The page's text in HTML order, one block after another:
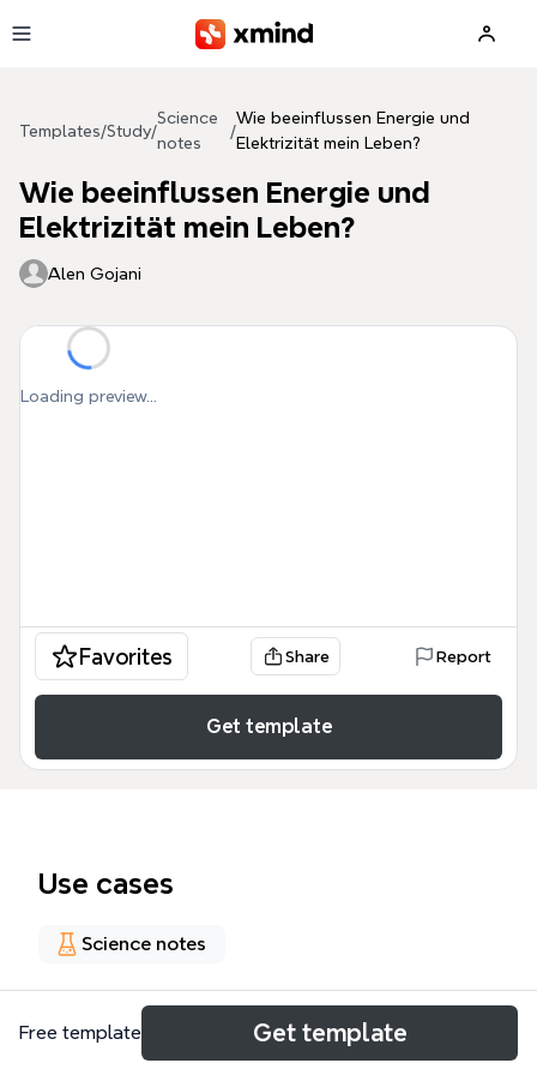
Templates/Study/
Science
notes
/
Wie beeinflussen Energie und
Elektrizität mein Leben?
Wie beeinflussen Energie und
Elektrizität mein Leben?
Alen Gojani
Loading preview...
Favorites Share Report
Get template
Use cases
Science notes
About
Free template Get template